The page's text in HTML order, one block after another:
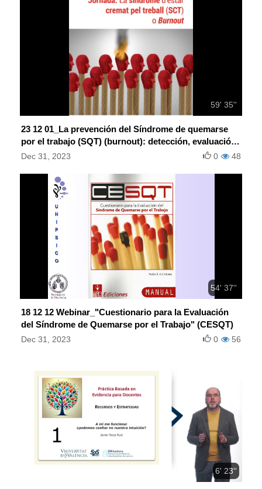
59' 35''
23 12 01_La prevención del Síndrome de quemarse
por el trabajo (SQT) (burnout): detección, evaluación
e intervención
Dec 31, 2023 48
0
54' 37''
18 12 12 Webinar_"Cuestionario para la Evaluación
del Síndrome de Quemarse por el Trabajo" (CESQT)
Dec 31, 2023 56
0
6' 23''